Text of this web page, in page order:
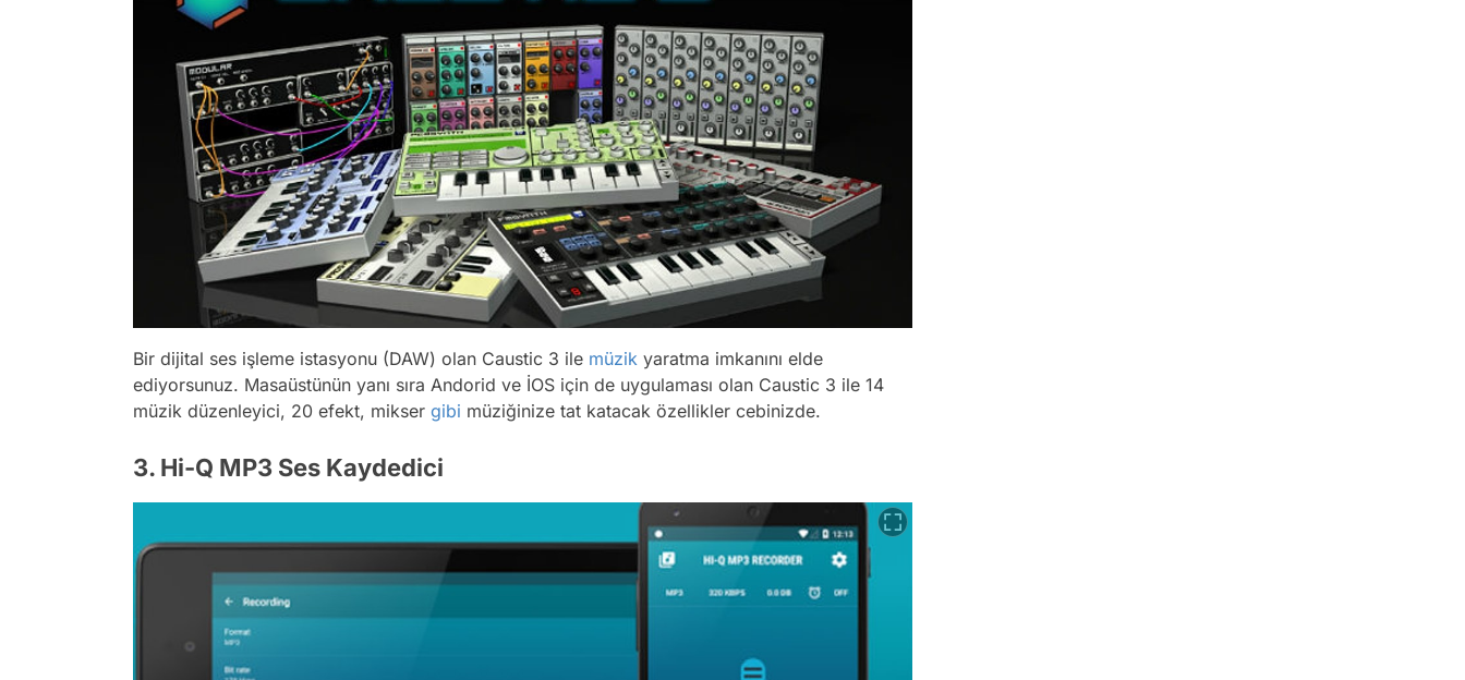
Bir dijital ses işleme istasyonu (DAW) olan Caustic 3 ile müzik yaratma imkanını elde
ediyorsunuz. Masaüstünün yanı sıra Andorid ve İOS için de uygulaması olan Caustic 3 ile 14
müzik düzenleyici, 20 efekt, mikser gibi müziğinize tat katacak özellikler cebinizde.
3. Hi-Q MP3 Ses Kaydedici